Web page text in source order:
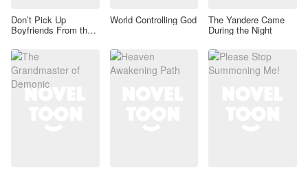
Don’t Pick Up
Boyfriends From the
World Controlling God The Yandere Came
During the Night